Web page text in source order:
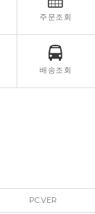
주문조회
배송조회
PC.VER